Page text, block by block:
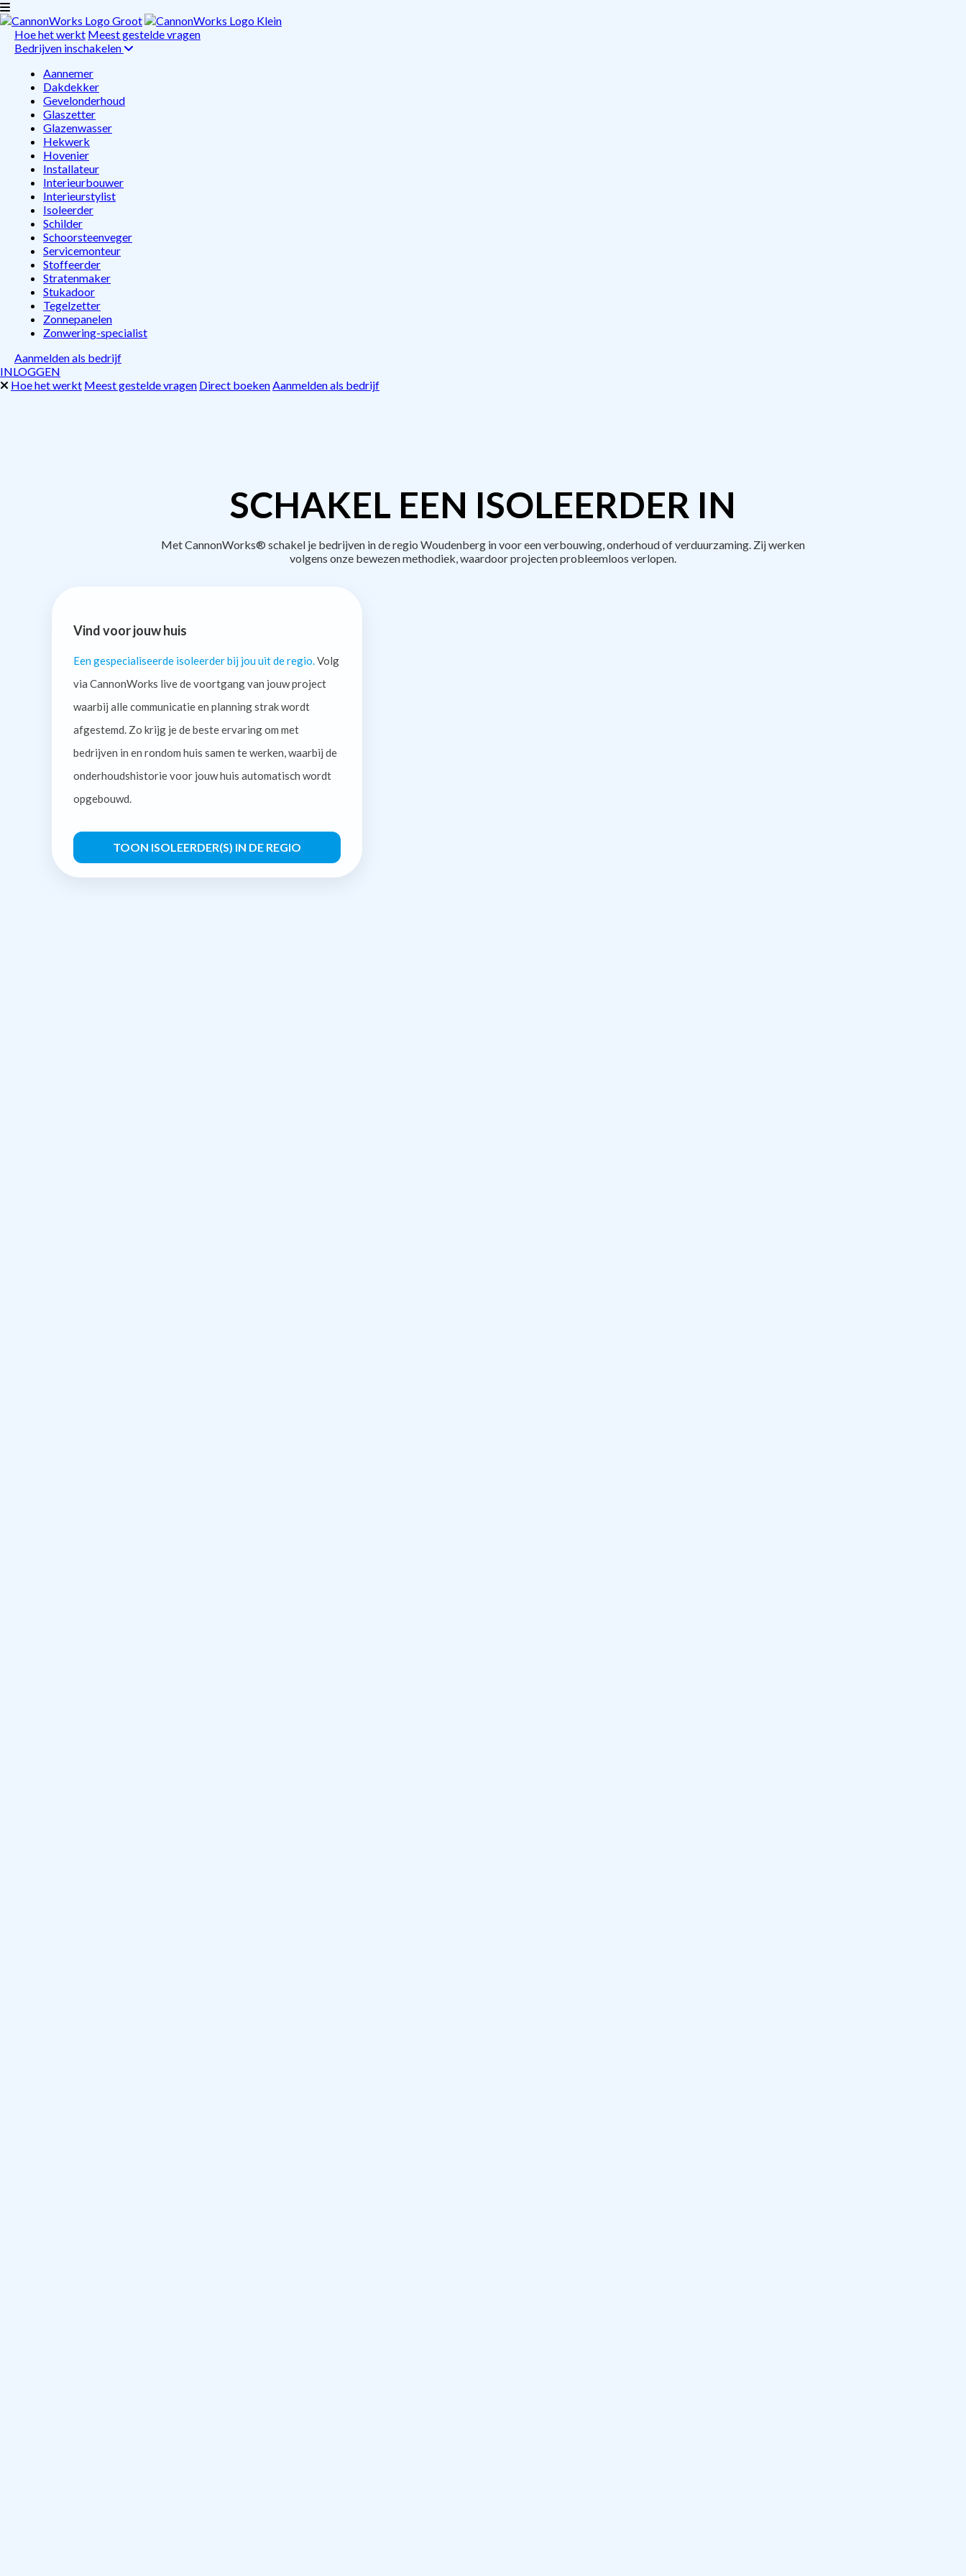
Hoe het werkt Meest gestelde vragen
Bedrijven inschakelen
Aannemer
Dakdekker
Gevelonderhoud
Glaszetter
Glazenwasser
Hekwerk
Hovenier
Installateur
Interieurbouwer
Interieurstylist
Isoleerder
Schilder
Schoorsteenveger
Servicemonteur
Stoffeerder
Stratenmaker
Stukadoor
Tegelzetter
Zonnepanelen
Zonwering-specialist
Aanmelden als bedrijf
INLOGGEN
Hoe het werkt Meest gestelde vragen Direct boekenAanmelden als bedrijf
SCHAKEL EEN ISOLEERDER IN
Met CannonWorks® schakel je bedrijven in de regio Woudenberg in voor een verbouwing, onderhoud of verduurzaming. Zij werken
volgens onze bewezen methodiek, waardoor projecten probleemloos verlopen.
Vind voor jouw huis
Een gespecialiseerde isoleerder bij jou uit de regio. Volg
via CannonWorks live de voortgang van jouw project
waarbij alle communicatie en planning strak wordt
afgestemd. Zo krijg je de beste ervaring om met
bedrijven in en rondom huis samen te werken, waarbij de
onderhoudshistorie voor jouw huis automatisch wordt
opgebouwd.
TOON ISOLEERDER(S) IN DE REGIO